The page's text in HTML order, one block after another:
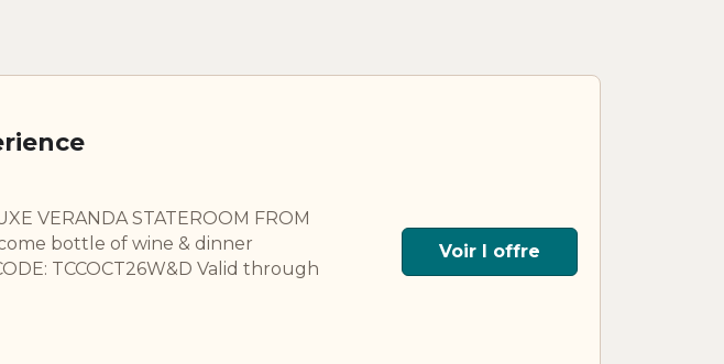
VERANDA STATEROOM FROM
bottle of wine & dinner
TCCOCT26W&D Valid through
Voir l offre